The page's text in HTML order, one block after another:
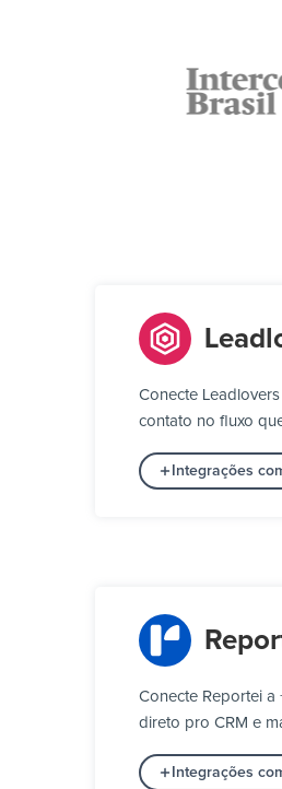
Conecte
contato no fluxo
Integrações
Conecte Reportei a
direto pro CRM e
Integrações